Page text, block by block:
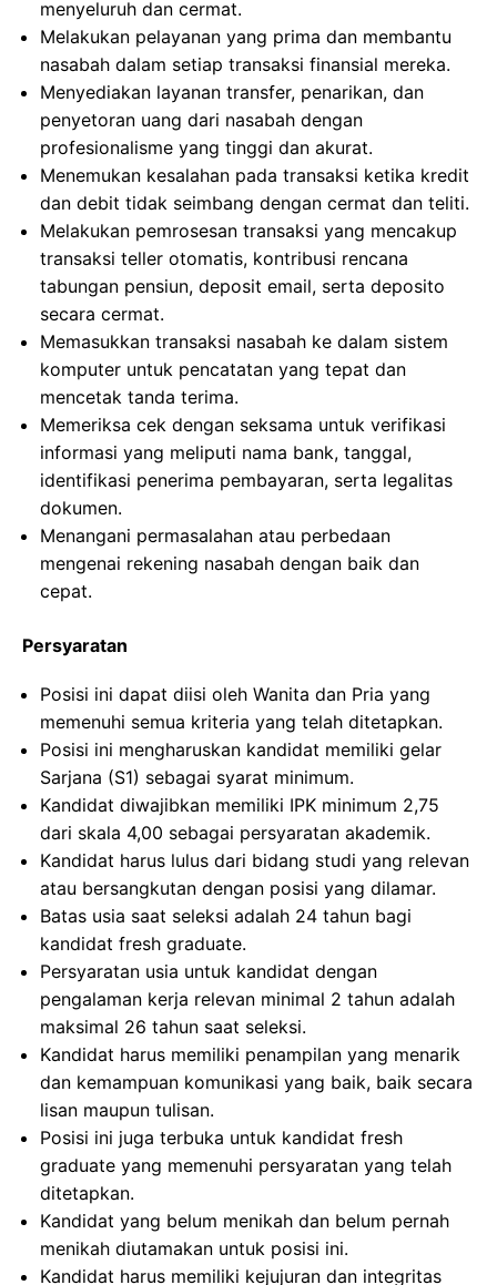
menyeluruh dan cermat.
Melakukan pelayanan yang prima dan membantu
nasabah dalam setiap transaksi finansial mereka.
Menyediakan layanan transfer, penarikan, dan
penyetoran uang dari nasabah dengan
profesionalisme yang tinggi dan akurat.
Menemukan kesalahan pada transaksi ketika kredit
dan debit tidak seimbang dengan cermat dan teliti.
Melakukan pemrosesan transaksi yang mencakup
transaksi teller otomatis, kontribusi rencana
tabungan pensiun, deposit email, serta deposito
secara cermat.
Memasukkan transaksi nasabah ke dalam sistem
komputer untuk pencatatan yang tepat dan
mencetak tanda terima.
Memeriksa cek dengan seksama untuk verifikasi
informasi yang meliputi nama bank, tanggal,
identifikasi penerima pembayaran, serta legalitas
dokumen.
Menangani permasalahan atau perbedaan
mengenai rekening nasabah dengan baik dan
cepat.
Persyaratan
Posisi ini dapat diisi oleh Wanita dan Pria yang
memenuhi semua kriteria yang telah ditetapkan.
Posisi ini mengharuskan kandidat memiliki gelar
Sarjana (S1) sebagai syarat minimum.
Kandidat diwajibkan memiliki IPK minimum 2,75
dari skala 4,00 sebagai persyaratan akademik.
Kandidat harus lulus dari bidang studi yang relevan
atau bersangkutan dengan posisi yang dilamar.
Batas usia saat seleksi adalah 24 tahun bagi
kandidat fresh graduate.
Persyaratan usia untuk kandidat dengan
pengalaman kerja relevan minimal 2 tahun adalah
maksimal 26 tahun saat seleksi.
Kandidat harus memiliki penampilan yang menarik
dan kemampuan komunikasi yang baik, baik secara
lisan maupun tulisan.
Posisi ini juga terbuka untuk kandidat fresh
graduate yang memenuhi persyaratan yang telah
ditetapkan.
Kandidat yang belum menikah dan belum pernah
menikah diutamakan untuk posisi ini.
Kandidat harus memiliki kejujuran dan integritas